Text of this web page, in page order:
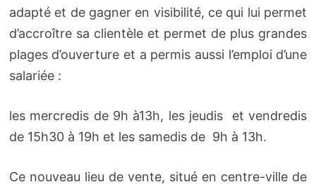
adapté et de gagner en visibilité, ce qui lui permet
d’accroître sa clientèle et permet de plus grandes
plages d’ouverture et a permis aussi l’emploi d’une
salariée :
les mercredis de 9h à13h, les jeudis et vendredis
de 15h30 à 19h et les samedis de 9h à 13h.
Ce nouveau lieu de vente, situé en centre-ville de